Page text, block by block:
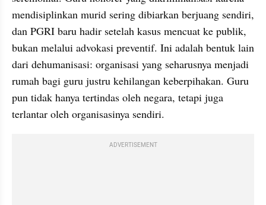
mendisiplinkan murid sering dibiarkan berjuang sendiri,
dan PGRI baru hadir setelah kasus mencuat ke publik,
bukan melalui advokasi preventif. Ini adalah bentuk lain
dari dehumanisasi: organisasi yang seharusnya menjadi
rumah bagi guru justru kehilangan keberpihakan. Guru
pun tidak hanya tertindas oleh negara, tetapi juga
terlantar oleh organisasinya sendiri.
ADVERTISEMENT